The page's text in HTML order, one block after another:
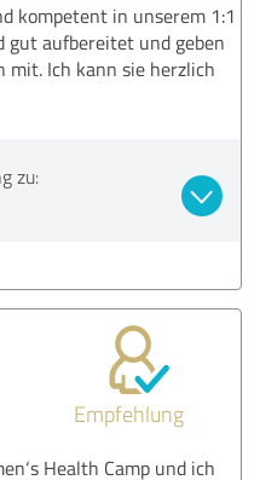
kompetent in unserem 1:1
gut aufbereitet und geben
Ich kann sie herzlich
zu:
Empfehlung
Health Camp und ich